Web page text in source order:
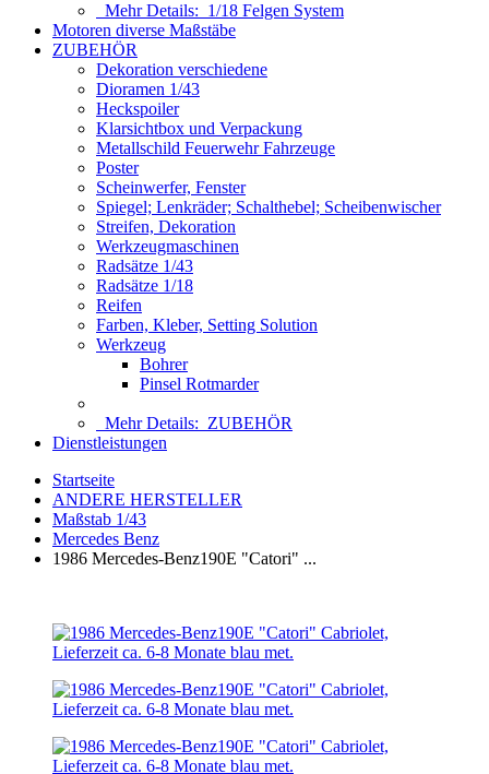
Mehr Details: 1/18 Felgen System
Motoren diverse Maßstäbe
ZUBEHÖR
Dekoration verschiedene
Dioramen 1/43
Heckspoiler
Klarsichtbox und Verpackung
Metallschild Feuerwehr Fahrzeuge
Poster
Scheinwerfer, Fenster
Spiegel; Lenkräder; Schalthebel; Scheibenwischer
Streifen, Dekoration
Werkzeugmaschinen
Radsätze 1/43
Radsätze 1/18
Reifen
Farben, Kleber, Setting Solution
Werkzeug
Bohrer
Pinsel Rotmarder
Mehr Details: ZUBEHÖR
Dienstleistungen
Startseite
ANDERE HERSTELLER
Maßstab 1/43
Mercedes Benz
1986 Mercedes-Benz190E "Catori" ...